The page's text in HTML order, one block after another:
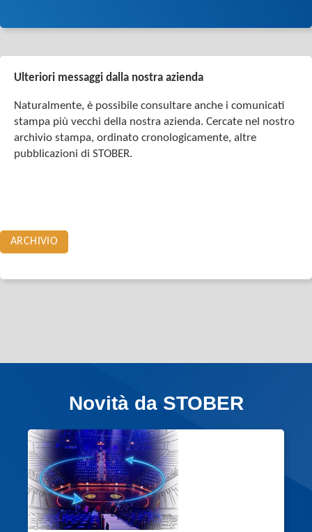
Ulteriori messaggi dalla nostra azienda
Naturalmente, è possibile consultare anche i comunicati
stampa più vecchi della nostra azienda. Cercate nel nostro
archivio stampa, ordinato cronologicamente, altre
pubblicazioni di STOBER.
ARCHIVIO
Novità da STOBER